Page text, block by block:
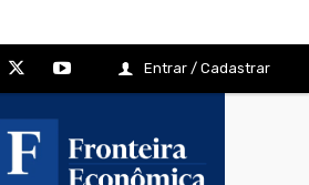
Entrar / Cadastrar